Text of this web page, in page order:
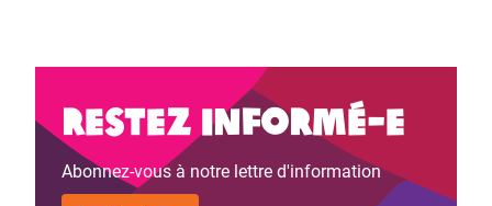
Restez informé-e
Abonnez-vous à notre lettre d'information